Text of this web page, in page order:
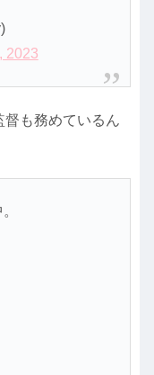
2023
督も務めているん